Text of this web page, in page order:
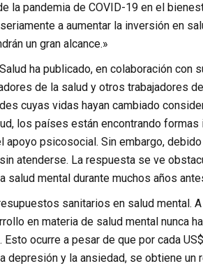
la pandemia de COVID-19 en el
a aumentar la inversión en
un gran alcance.»
ha publicado, en colaboración con
de la salud y otros trabajadores
cuyas vidas hayan cambiado
los países están encontrando
psicosocial. Sin embargo,
atenderse. La respuesta se ve
mental durante muchos años
sanitarios en salud mental.
en materia de salud mental nunca
ocurre a pesar de que por cada
y la ansiedad, se obtiene un